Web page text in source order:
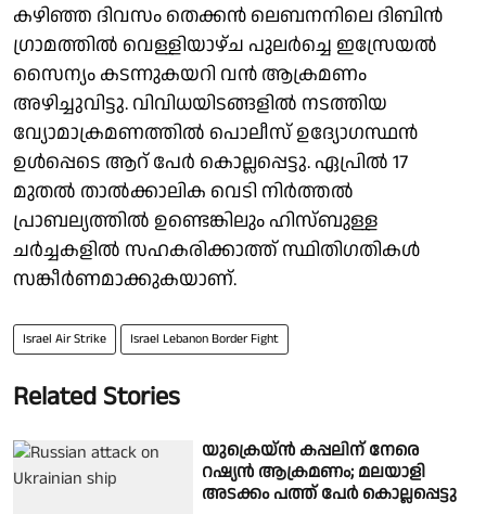
കഴിഞ്ഞ ദിവസം തെക്കൻ ലെബനനിലെ ദിബിൻ
ഗ്രാമത്തിൽ വെള്ളിയാഴ്ച പുലർച്ചെ ഇസ്രേയൽ
സൈന്യം കടന്നുകയറി വൻ ആക്രമണം
അഴിച്ചുവിട്ടു. വിവിധയിടങ്ങളിൽ നടത്തിയ
വ്യോമാക്രമണത്തിൽ പൊലീസ് ഉദ്യോഗസ്ഥൻ
ഉൾപ്പെടെ ആറ് പേർ കൊല്ലപ്പെട്ടു. ഏപ്രിൽ 17
മുതൽ താൽക്കാലിക വെടി നിർത്തൽ
പ്രാബല്യത്തിൽ ഉണ്ടെങ്കിലും ഹിസ്ബുള്ള
ചർച്ചകളിൽ സഹകരിക്കാത്ത് സ്ഥിതിഗതികൾ
സങ്കീർണമാക്കുകയാണ്.
Israel Air Strike Israel Lebanon Border Fight
Related Stories
യുക്രെയ്ന്‍ കപ്പലിന് നേരെ
റഷ്യന്‍ ആക്രമണം; മലയാളി
അടക്കം പത്ത് പേർ കൊല്ലപ്പെട്ടു